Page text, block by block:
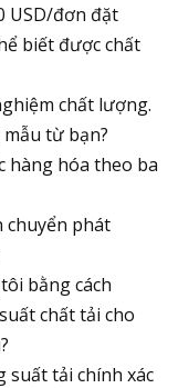
USD/đơn đặt
biết được chất
chất lượng.
từ bạn?
hàng hóa theo ba
chuyển phát
bằng cách
chất tải cho
suất tải chính xác